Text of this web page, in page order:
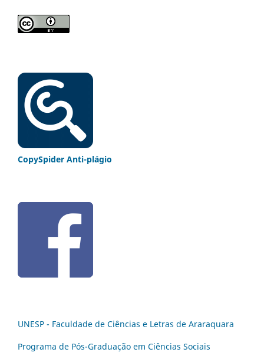
CopySpider Anti-plágio
UNESP - Faculdade de Ciências e Letras de Araraquara
Programa de Pós-Graduação em Ciências Sociais